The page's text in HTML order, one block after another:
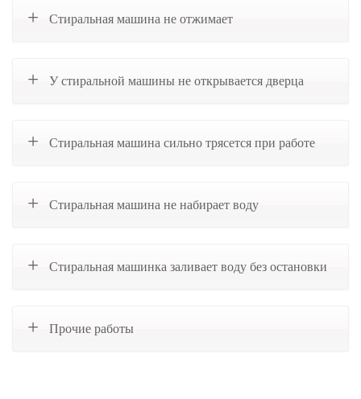
Стиральная машина не отжимает
У стиральной машины не открывается дверца
Стиральная машина сильно трясется при работе
Стиральная машина не набирает воду
Стиральная машинка заливает воду без остановки
Прочие работы